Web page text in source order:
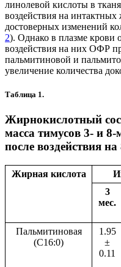
линолевой кислоты в
воздействия на
достоверных изменений
2). Однако в плазме крови
воздействия на них ОФР
пальмитиновой и
увеличение количества
Таблица 1.
Жирнокислотный
масса тимусов 3- и
после воздействия
Жирная кислота
3
мес.
Пальмитиновая
(C16:0)
1.95
±
0.11